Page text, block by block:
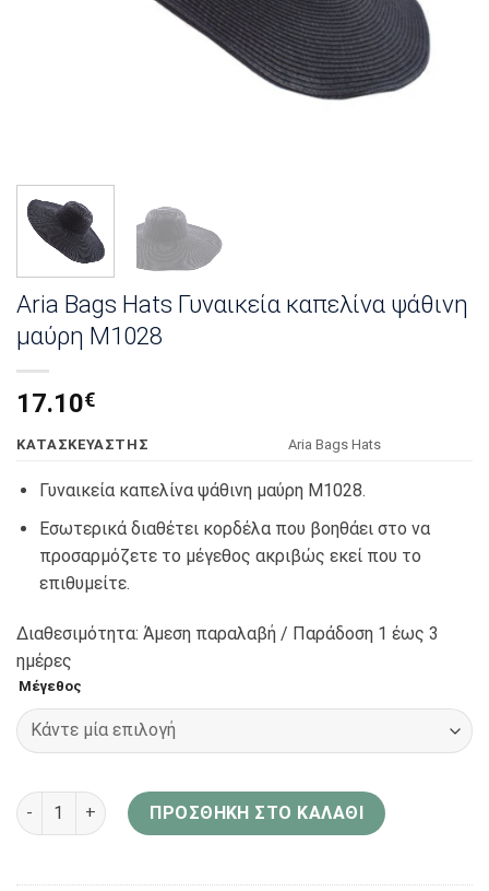
Aria Bags Hats Γυναικεία καπελίνα ψάθινη
μαύρη M1028
17.10€
KΑΤΑΣΚΕΥΑΣΤΗΣ Αria Bags Hats
Γυναικεία καπελίνα ψάθινη μαύρη M1028.
Εσωτερικά διαθέτει κορδέλα που βοηθάει στο να
προσαρμόζετε το μέγεθος ακριβώς εκεί που το
επιθυμείτε.
Διαθεσιμότητα: Άμεση παραλαβή / Παράδoση 1 έως 3
ημέρες
Μέγεθος
Aria Bags Hats Γυναικεία καπελίνα ψάθινη μαύρη M1028
ΠΡΟΣΘΉΚΗ ΣΤΟ ΚΑΛΆΘΙ